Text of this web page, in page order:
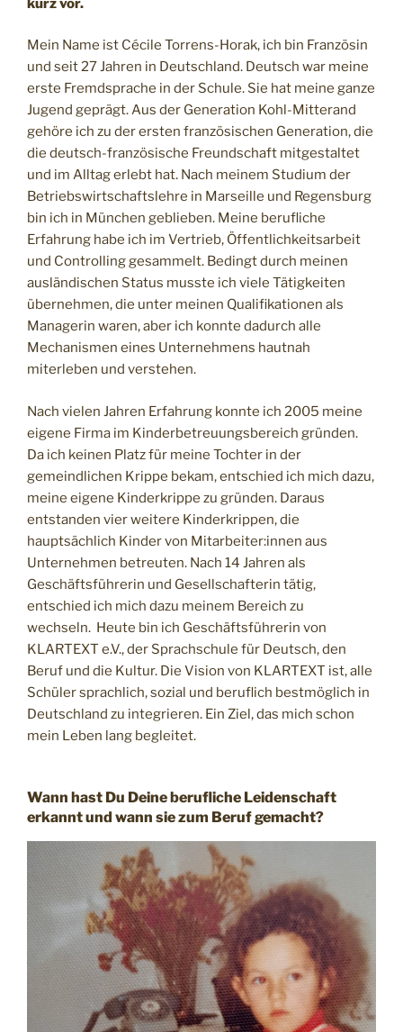
kurz vor.
Mein Name ist Cécile Torrens-Horak, ich bin Französin
und seit 27 Jahren in Deutschland. Deutsch war meine
erste Fremdsprache in der Schule. Sie hat meine ganze
Jugend geprägt. Aus der Generation Kohl-Mitterand
gehöre ich zu der ersten französischen Generation, die
die deutsch-französische Freundschaft mitgestaltet
und im Alltag erlebt hat. Nach meinem Studium der
Betriebswirtschaftslehre in Marseille und Regensburg
bin ich in München geblieben. Meine berufliche
Erfahrung habe ich im Vertrieb, Öffentlichkeitsarbeit
und Controlling gesammelt. Bedingt durch meinen
ausländischen Status musste ich viele Tätigkeiten
übernehmen, die unter meinen Qualifikationen als
Managerin waren, aber ich konnte dadurch alle
Mechanismen eines Unternehmens hautnah
miterleben und verstehen.
Nach vielen Jahren Erfahrung konnte ich 2005 meine
eigene Firma im Kinderbetreuungsbereich gründen.
Da ich keinen Platz für meine Tochter in der
gemeindlichen Krippe bekam, entschied ich mich dazu,
meine eigene Kinderkrippe zu gründen. Daraus
entstanden vier weitere Kinderkrippen, die
hauptsächlich Kinder von Mitarbeiter:innen aus
Unternehmen betreuten. Nach 14 Jahren als
Geschäftsführerin und Gesellschafterin tätig,
entschied ich mich dazu meinem Bereich zu
wechseln. Heute bin ich Geschäftsführerin von
KLARTEXT e.V., der Sprachschule für Deutsch, den
Beruf und die Kultur. Die Vision von KLARTEXT ist, alle
Schüler sprachlich, sozial und beruflich bestmöglich in
Deutschland zu integrieren. Ein Ziel, das mich schon
mein Leben lang begleitet.
Wann hast Du Deine berufliche Leidenschaft
erkannt und wann sie zum Beruf gemacht?